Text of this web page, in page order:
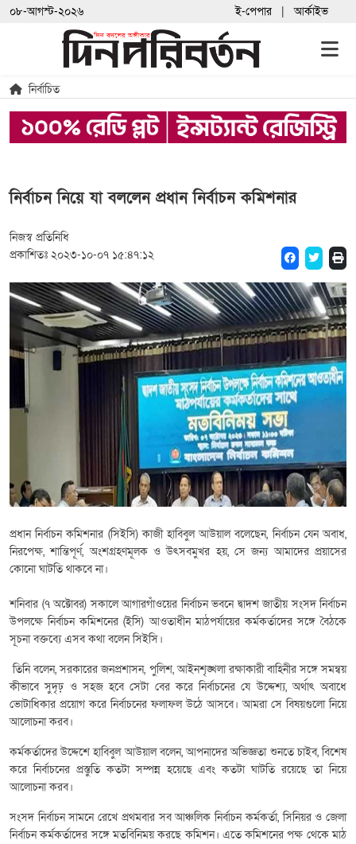
০৮-আগস্ট-২০২৬ ই-পেপার আর্কাইভ
নির্বাচিত
নির্বাচন নিয়ে যা বললেন প্রধান নির্বাচন কমিশনার
নিজস্ব প্রতিনিধি
প্রকাশিতঃ ২০২৩-১০-০৭ ১৫:৪৭:১২
প্রধান নির্বাচন কমিশনার (সিইসি) কাজী হাবিবুল আউয়াল বলেছেন, নির্বাচন যেন অবাধ,
নিরপেক্ষ, শান্তিপূর্ণ, অংশগ্রহণমূলক ও উৎসবমুখর হয়, সে জন্য আমাদের প্রয়াসের
কোনো ঘাটতি থাকবে না।
শনিবার (৭ অক্টোবর) সকালে আগারগাঁওয়ের নির্বাচন ভবনে দ্বাদশ জাতীয় সংসদ নির্বাচন
উপলক্ষে নির্বাচন কমিশনের (ইসি) আওতাধীন মাঠপর্যায়ের কর্মকর্তাদের সঙ্গে বৈঠকে
সূচনা বক্তব্যে এসব কথা বলেন সিইসি।
তিনি বলেন, সরকারের জনপ্রশাসন, পুলিশ, আইনশৃঙ্খলা রক্ষাকারী বাহিনীর সঙ্গে সমন্বয়
কীভাবে সুদৃঢ় ও সহজ হবে সেটা বের করে নির্বাচনের যে উদ্দেশ্য, অর্থাৎ অবাধে
ভোটাধিকার প্রয়োগ করে নির্বাচনের ফলাফল উঠে আসবে। আমরা সে বিষয়গুলো নিয়ে
আলোচনা করব।
কর্মকর্তাদের উদ্দেশে হাবিবুল আউয়াল বলেন, আপনাদের অভিজ্ঞতা শুনতে চাইব, বিশেষ
করে নির্বাচনের প্রস্তুতি কতটা সম্পন্ন হয়েছে এবং কতটা ঘাটতি রয়েছে তা নিয়ে
আলোচনা করব।
সংসদ নির্বাচন সামনে রেখে প্রথমবার সব আঞ্চলিক নির্বাচন কর্মকর্তা, সিনিয়র ও জেলা
নির্বাচন কর্মকর্তাদের সঙ্গে মতবিনিময় করছে কমিশন। এতে কমিশনের পক্ষ থেকে মাঠ